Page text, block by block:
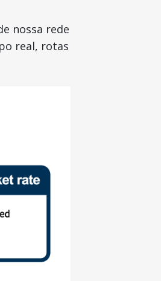
nossa rede
real, rotas